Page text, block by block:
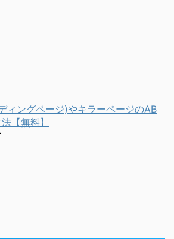
ィングページ)やキラーページのAB
【無料】